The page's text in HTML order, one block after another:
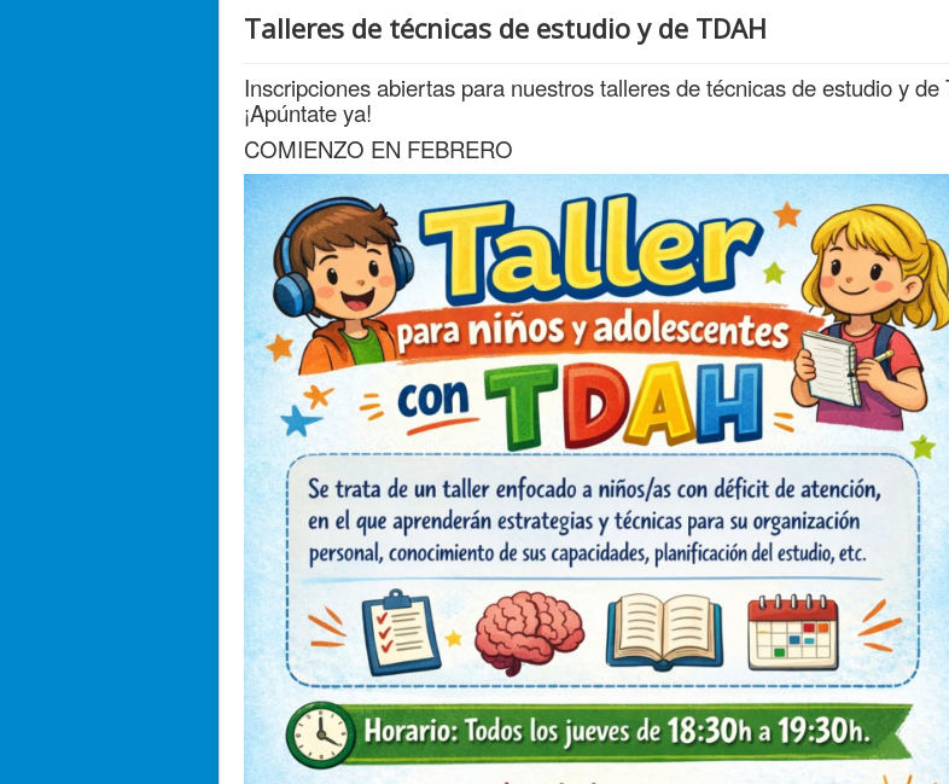
Talleres de técnicas de estudio y de TDAH
Inscripciones abiertas para nuestros talleres de técnicas de estudio y de
¡Apúntate ya!
COMIENZO EN FEBRERO